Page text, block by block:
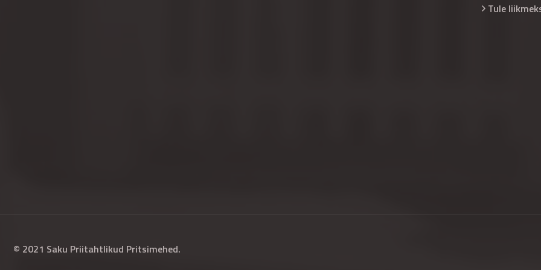
Tule
© 2021 Saku Priitahtlikud Pritsimehed.